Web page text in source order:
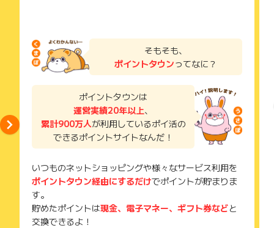
了などのメールは、ポイント獲得するまで必ず保管してくださ
獲得待ち・獲得失敗の状態でお問い合わせされる際に、該当の
メールを送っていただく場合がございます。
そのため、紛失・破棄された場合は対応いたしかねますので、
ご注意ください。
(※) SafariやChromeなどwebサイトを表示するアプリのこと
のでお断りします。お洋服を傷めるリスクがあるから洗えませ
このように言われたことは皆さまご経験あると思います。他店
で断られた時こそ当店にご依頼ください。
多少非効率でコストがかかっても、お客様から頼まれてもいな
い無料サービスを勝手にさせていただきます。まるでご家族に
洗ってもらったような思いやりを大切にしているからです。す
べては、大切なお洋服が届いて開封した時の感動を味わってほ
しいからです。
そのため、ボタンの取り付けやシミ抜き、汗抜き、静電気防止
加工など、例え頼まれなくても、思いやり品質で施させていた
だきます。
そもそも、
ポイントタウンってなに？
ポイントタウンは
運営実績20年以上、
累計900万人が利用しているポイ活の
できるポイントサイトなんだ！
いつものネットショッピングや様々なサービス利用を
ポイントタウン経由にするだけでポイントが貯まりま
す。
貯めたポイントは現金、電子マネー、ギフト券などと
交換できるよ！